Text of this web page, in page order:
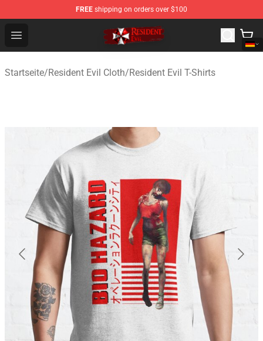
FREE shipping on orders over $100
Open menu
Resident Evil Shop - Official Resident Evil Merchandise
Startseite/Resident Evil Cloth/Resident Evil T-Shirts